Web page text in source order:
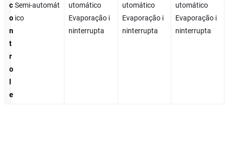
c
o
n
t
r
o
l
e
Semi-automát
ico
utomático
Evaporação i
ninterrupta
utomático
Evaporação i
ninterrupta
utomático
Evaporação i
ninterrupta